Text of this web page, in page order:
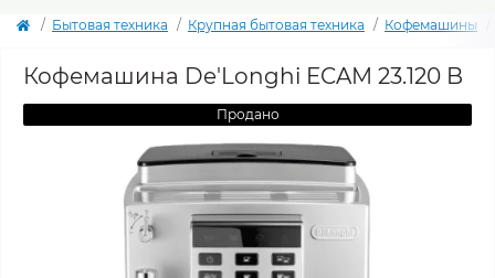
Бытовая техника Крупная бытовая техника Кофемашины
Кофемашина De'Longhi ECAM 23.120 B
Продано